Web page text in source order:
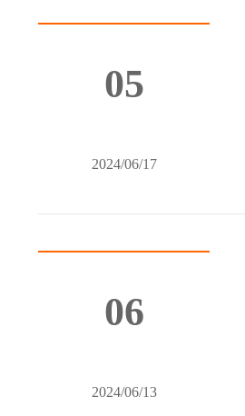
05
2024/06/17
06
2024/06/13